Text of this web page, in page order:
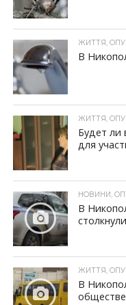
ЖИТТЯ,
В
ЖИТТЯ,
Будет ли
для
НОВИНИ,
В
ЖИТТЯ,
В